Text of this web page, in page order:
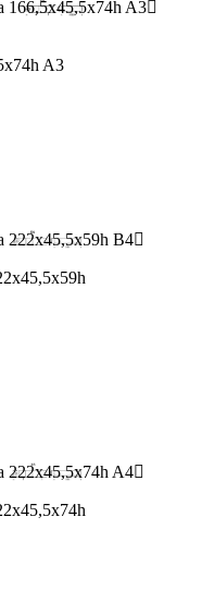
166,5x45,5x74h A3
A3
222x45,5x59h B4
222x45,5x74h A4